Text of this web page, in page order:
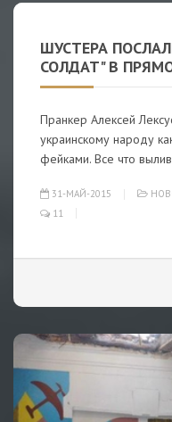
ШУСТЕРА
СОЛДАТ" В
Пранкер Алексей
украинскому народу
фейками. Все что
31-МАЙ-2015
11